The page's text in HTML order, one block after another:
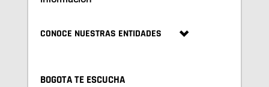
CONOCE NUESTRAS ENTIDADES
BOGOTA TE ESCUCHA